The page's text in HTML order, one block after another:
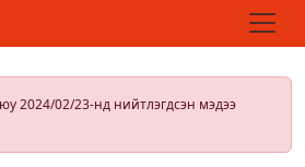
2024/02/23-нд нийтлэгдсэн мэдээ